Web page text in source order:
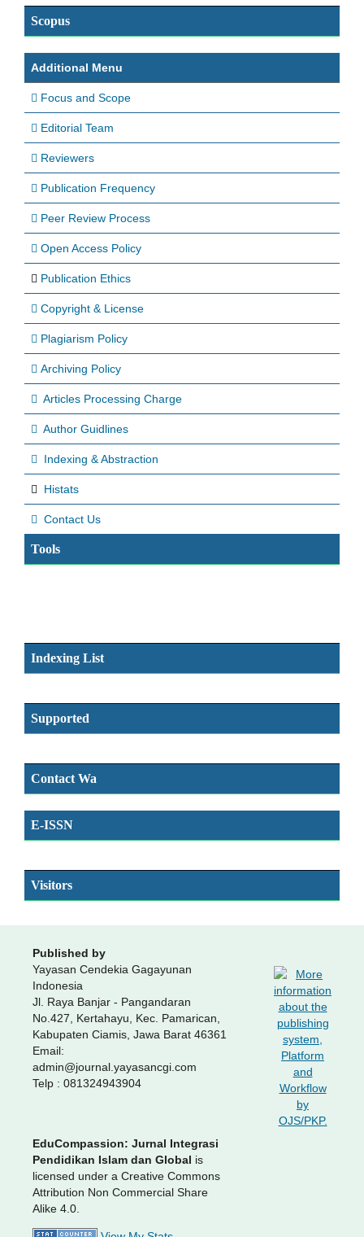
Scopus
Additional Menu
Focus and Scope
Editorial Team
Reviewers
Publication Frequency
Peer Review Process
Open Access Policy
Publication Ethics
Copyright & License
Plagiarism Policy
Archiving Policy
Articles Processing Charge
Author Guidlines
Indexing & Abstraction
Histats
Contact Us
Tools
Indexing List
Supported
Contact Wa
E-ISSN
Visitors
Published by
Yayasan Cendekia Gagayunan
Indonesia
Jl. Raya Banjar - Pangandaran
No.427, Kertahayu, Kec. Pamarican,
Kabupaten Ciamis, Jawa Barat 46361
Email:
admin@journal.yayasancgi.com
Telp : 081324943904
EduCompassion: Jurnal Integrasi
Pendidikan Islam dan Global is
licensed under a Creative Commons
Attribution Non Commercial Share
Alike 4.0.